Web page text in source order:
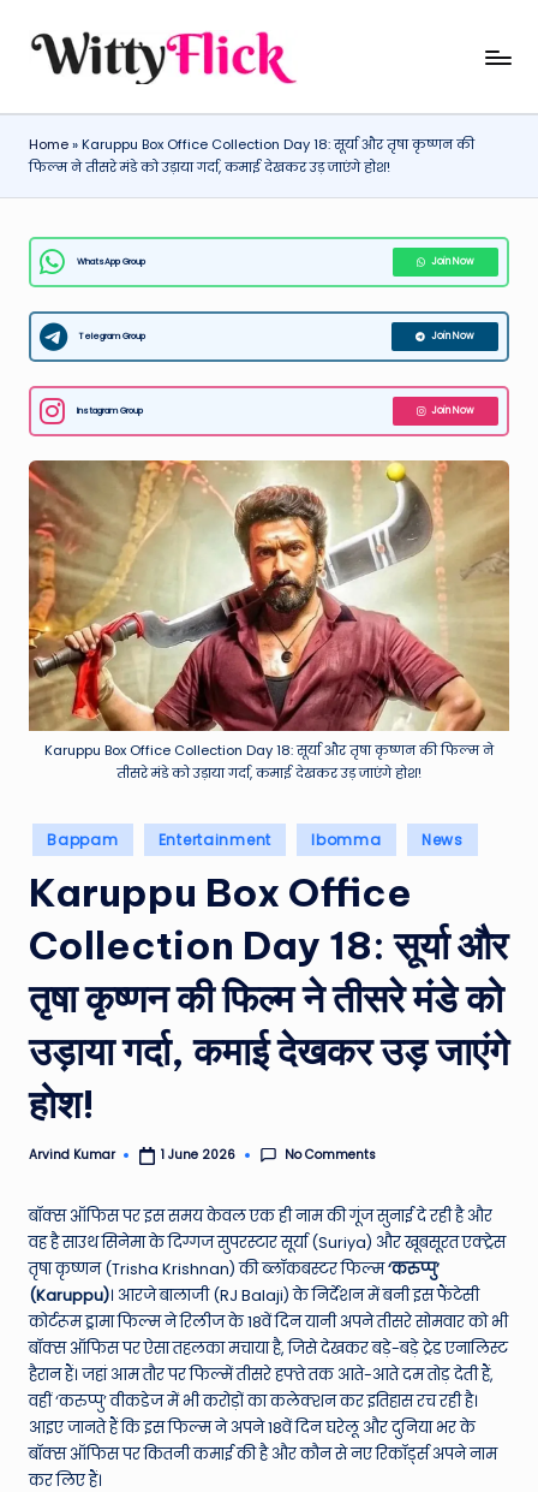
W
it
ty
Fl
ic
k:
L
a
t
e
st
W
e
a
t
h
er
e
h
&
M
o
vi
e
N
w
s
A
ro
u
n
d
WittyFlick:
Tech
News
Around
World
Home»Karuppu Box Office Collection Day 18: सूर्या और तृषा कृष्णन की
फिल्म ने तीसरे मंडे को उड़ाया गर्दा, कमाई देखकर उड़ जाएंगे होश!
WhatsApp Group Join Now
Telegram Group Join Now
Instagram Group Join Now
Karuppu Box Office Collection Day 18: सूर्या और तृषा कृष्णन की फिल्म ने
तीसरे मंडे को उड़ाया गर्दा, कमाई देखकर उड़ जाएंगे होश!
Posted
in
Bappam Entertainment Ibomma News
Karuppu Box Office
Collection Day 18: सूर्या और
तृषा कृष्णन की फिल्म ने तीसरे मंडे को
उड़ाया गर्दा, कमाई देखकर उड़ जाएंगे
होश!
Posted
Arvind Kumar 1 June 2026 No Comments
बॉक्स ऑफिस पर इस समय केवल एक ही नाम की गूंज सुनाई दे रही है और
वह है साउथ सिनेमा के दिग्गज सुपरस्टार सूर्या (Suriya) और खूबसूरत एक्ट्रेस
तृषा कृष्णन (Trisha Krishnan) की ब्लॉकबस्टर फिल्म‘करुप्पु’
(Karuppu)। आरजे बालाजी (RJ Balaji) के निर्देशन में बनी इस फैंटेसी
कोर्टरूम ड्रामा फिल्म ने रिलीज के 18वें दिन यानी अपने तीसरे सोमवार को भी
बॉक्स ऑफिस पर ऐसा तहलका मचाया है, जिसे देखकर बड़े-बड़े ट्रेड एनालिस्ट
हैरान हैं। जहां आम तौर पर फिल्में तीसरे हफ्ते तक आते-आते दम तोड़ देती हैं,
वहीं ‘करुप्पु’ वीकडेज में भी करोड़ों का कलेक्शन कर इतिहास रच रही है।
आइए जानते हैं कि इस फिल्म ने अपने 18वें दिन घरेलू और दुनिया भर के
बॉक्स ऑफिस पर कितनी कमाई की है और कौन से नए रिकॉर्ड्स अपने नाम
कर लिए हैं।